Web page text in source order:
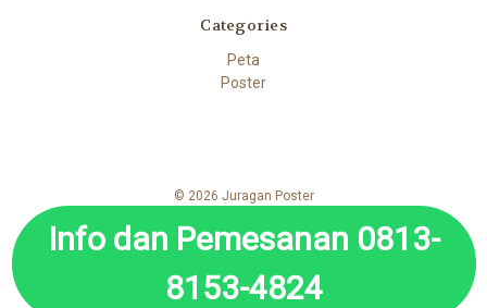
Categories
Peta
Poster
© 2026 Juragan Poster
Info dan Pemesanan 0813-
8153-4824